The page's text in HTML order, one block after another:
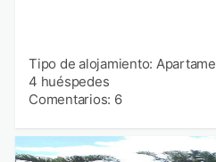
Tipo de alojamiento:
4 huéspedes
Comentarios: 6